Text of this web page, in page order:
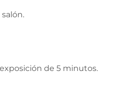
de 5 minutos.